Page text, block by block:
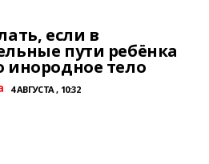
если в
пути ребёнка
инородное тело
4 АВГУСТА , 10:32